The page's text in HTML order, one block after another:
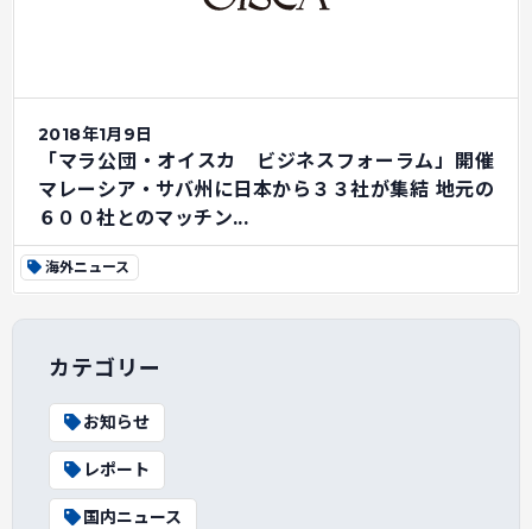
2018年1月9日
「マラ公団・オイスカ ビジネスフォーラム」開催
マレーシア・サバ州に日本から３３社が集結 地元の
６００社とのマッチン...
海外ニュース
カテゴリー
お知らせ
レポート
国内ニュース